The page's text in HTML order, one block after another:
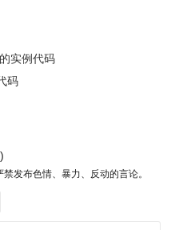
实例代码
码
发布色情、暴力、反动的言论。